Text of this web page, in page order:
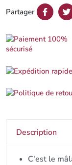
Partager
Description
C'est le